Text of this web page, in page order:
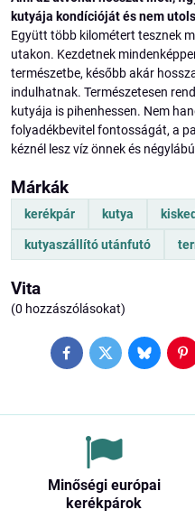
kutyája kondícióját és nem
Együtt több kilométert tesznek
utakon. Kezdetnek
természetbe, később akár
indulhatnak. Természetesen
kutyája is pihenhessen. Nem
folyadékbevitel fontosságát, a
kéznél lesz víz önnek és
Márkák
kerékpár kutya
kutyaszállító utánfutó
Vita
(0 hozzászólásokat)
FacebookTwitterBluesky
Minőségi európai
kerékpárok